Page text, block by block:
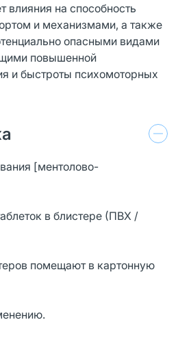
влияния на способность
и механизмами, а также
опасными видами
повышенной
и быстроты психомоторных
[ментолово-
в блистере (ПВХ /
помещают в картонную